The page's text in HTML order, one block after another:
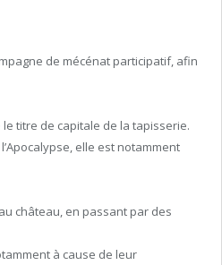
de mécénat participatif, afin
le titre de capitale de la tapisserie.
elle est notamment
château, en passant par des
à cause de leur